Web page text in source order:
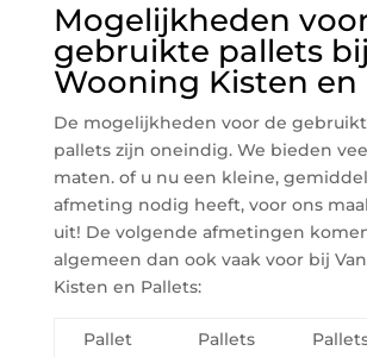
Mogelijkheden
gebruikte pallets
Wooning Kisten en
De mogelijkheden voor de
pallets zijn oneindig. We bieden
maten. of u nu een kleine,
afmeting nodig heeft, voor ons
uit! De volgende afmetingen
algemeen dan ook vaak voor bij
Kisten en Pallets:
Pallet
Pallets